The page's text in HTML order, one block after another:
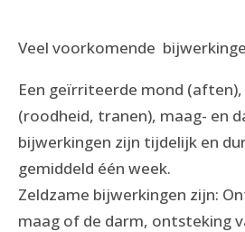
Veel voorkomende
Een geïrriteerde mond
(roodheid, tranen), maag- en
bijwerkingen zijn tijdelijk en
gemiddeld één week.
Zeldzame bijwerkingen zijn:
maag of de darm, ontsteking